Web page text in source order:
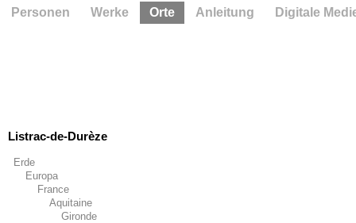
Listrac-de-Durèze
Erde
Europa
France
Aquitaine
Gironde
Personen Werke Orte Anleitung Digitale